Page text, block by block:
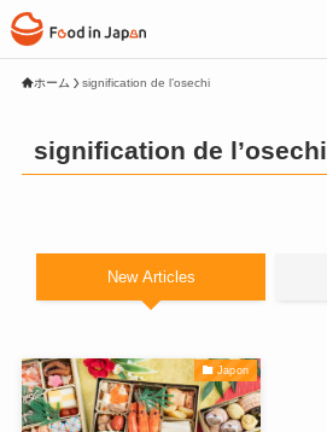
ホーム signification de l’osechi
signification de l’osechi
New Articles
Japon